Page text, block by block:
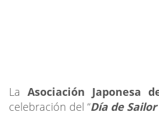
La Asociación Japonesa
celebración del “Día de